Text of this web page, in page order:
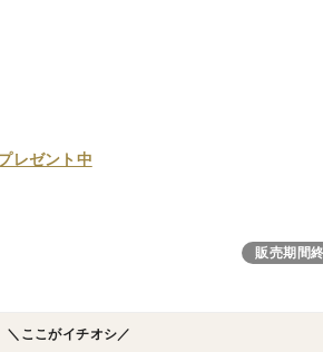
レゼント中
販売期間
＼ここがイチオシ／